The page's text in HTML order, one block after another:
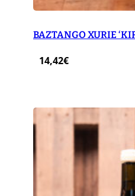
BAZTANGO XURIE
14,42€